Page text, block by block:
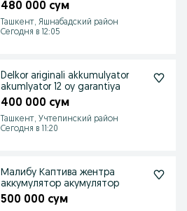
480 000 сум
Ташкент, Яшнабадский район
Сегодня в 12:05
Delkor ariginali akkumulyator
akumlyator 12 oy garantiya
400 000 сум
Ташкент, Учтепинский район
Сегодня в 11:20
Малибу Каптива жентра
аккумулятор акумулятор
500 000 сум